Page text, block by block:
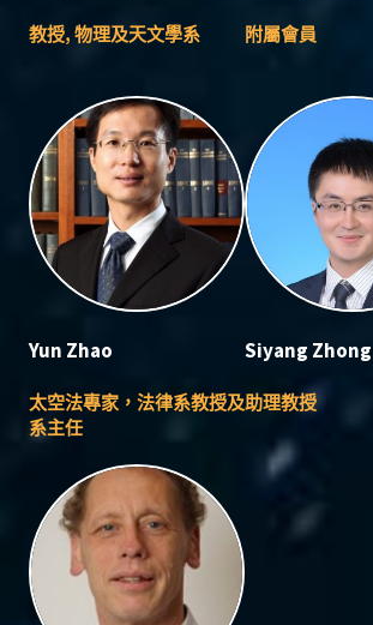
教授, 物理及天文學系 附屬會員
Yun Zhao
太空法專家，法律系教授及
系主任
Siyang Zhong
助理教授